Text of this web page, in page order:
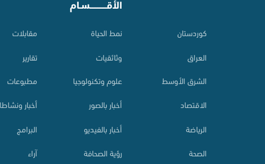
کوردستان
العراق
الشرق الأوسط
الاقتصاد
الرياضة
الصحة
الأقـــــــــــسـام
نمط الحياة
وثائقيات
علوم وتكنولوجيا
أخبار بالصور
أخبار بالفيديو
رؤية الصحافة
مقابلات
تقارير
مطبوعات
أخبار
البرامج
آراء